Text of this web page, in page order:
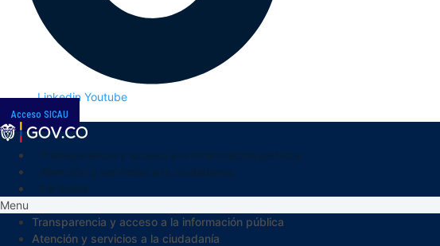
Linkedin Youtube
Acceso SICAU
Menu
Transparencia y acceso a la información pública
Atención y servicios a la ciudadanía